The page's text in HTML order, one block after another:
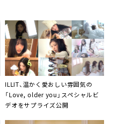
ILLIT、温かく愛おしい雰囲気の
「Love, older you」スペシャルビ
デオをサプライズ公開